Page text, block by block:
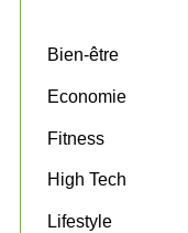
Bien-être
Economie
Fitness
High Tech
Lifestyle